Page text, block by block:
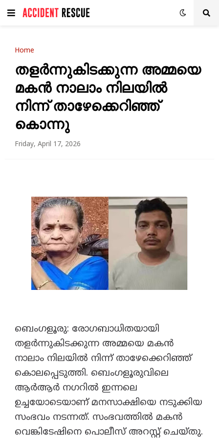
Home
തളർന്നുകിടക്കുന്ന അമ്മയെ
മകൻ നാലാം നിലയിൽ
നിന്ന് താഴേക്കെറിഞ്ഞ്
കൊന്നു
Friday, April 17, 2026
ബെംഗളൂരു: രോഗബാധിതയായി
തളർന്നുകിടക്കുന്ന അമ്മയെ മകൻ
നാലാം നിലയിൽ നിന്ന് താഴേക്കെറിഞ്ഞ്
കൊലപ്പെടുത്തി. ബെംഗളൂരുവിലെ
ആർആർ നഗറിൽ ഇന്നലെ
ഉച്ചയോടെയാണ് മനസാക്ഷിയെ നടുക്കിയ
സംഭവം നടന്നത്. സംഭവത്തിൽ മകൻ
വെങ്കിടേഷിനെ പൊലീസ് അറസ്റ്റ് ചെയ്തു.